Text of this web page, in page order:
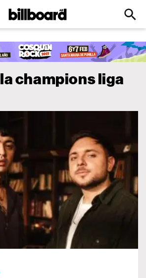
Billboard
Click
Input
la champions liga